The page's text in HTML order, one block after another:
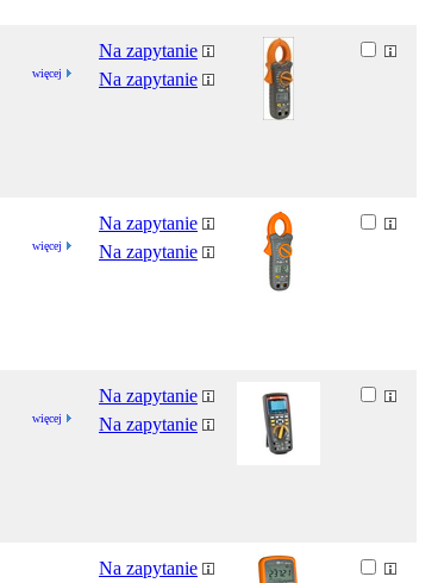
więcej
Na zapytanie
Na zapytanie
więcej
Na zapytanie
Na zapytanie
więcej
Na zapytanie
Na zapytanie
Na zapytanie